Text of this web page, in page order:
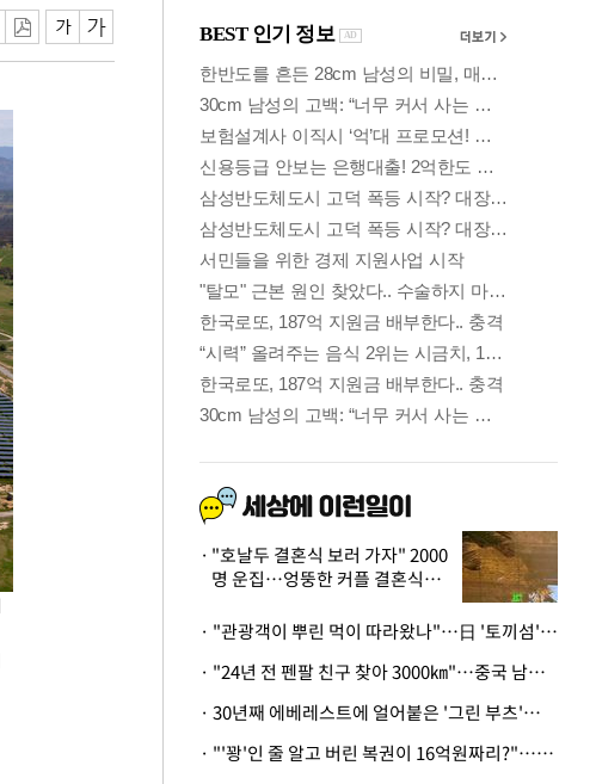
"호날두 결혼식 보러 가자" 2000
명 운집…엉뚱한 커플 결혼식에
· "관광객이 뿌린 먹이 따라왔나"…日 '토끼섬' 멧돼지, 토끼까지 사냥
· "24년 전 펜팔 친구 찾아 3000㎞"…중국 남성 사연에 '뭉클'
· 30년째 에베레스트에 얼어붙은 '그린 부츠'…드디어 가족 품으로
· "'꽝'인 줄 알고 버린 복권이 16억원짜리?"…극적으로 되찾은 사연